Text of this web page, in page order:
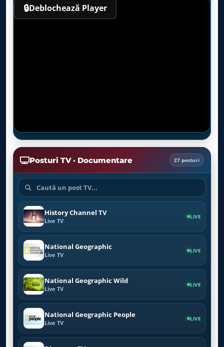
🔒Deblochează Player
Posturi TV · Documentare 27 posturi
History Channel TV
Live TV
LIVE
National Geographic
Live TV
LIVE
National Geographic Wild
Live TV
LIVE
National Geographic People
Live TV
LIVE